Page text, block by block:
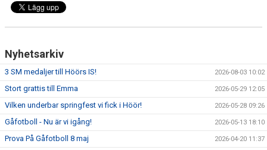
MATCHER
SPONSRING
MEDLEMSKAP
Nyhetsarkiv
3 SM medaljer till Höörs IS! 2026-08-03 10:02
Stort grattis till Emma 2026-05-29 12:05
Vilken underbar springfest vi fick i Höör! 2026-05-28 09:26
Gåfotboll - Nu är vi igång! 2026-05-13 18:10
Prova På Gåfotboll 8 maj 2026-04-20 11:37